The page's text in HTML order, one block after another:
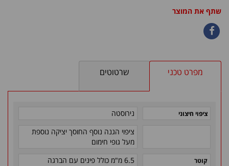
שתף את המוצר
מפרט טכני שרטוטים
ציפוי חיצוני
נירוסטה
ציפוי הגנה נוסף החוסך יציקה נוספת
מעל גופי חימום
קוטר 6.5 מ"מ כולל פינים עם הברגה